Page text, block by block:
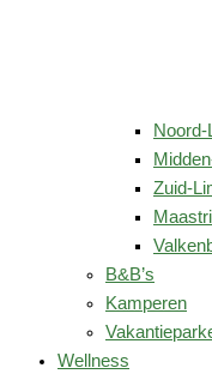
Zuid-
B&B’s
Kamperen
Wellness